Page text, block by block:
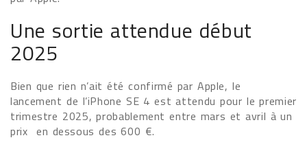
Une sortie attendue début
2025
Bien que rien n’ait été confirmé par Apple, le
lancement de l’iPhone SE 4 est attendu pour le premier
trimestre 2025, probablement entre mars et avril à un
prix en dessous des 600 €.